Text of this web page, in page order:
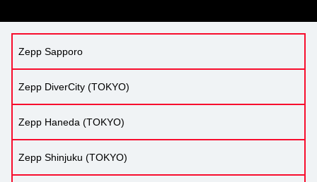
Zepp Sapporo
Zepp DiverCity (TOKYO)
Zepp Haneda (TOKYO)
Zepp Shinjuku (TOKYO)